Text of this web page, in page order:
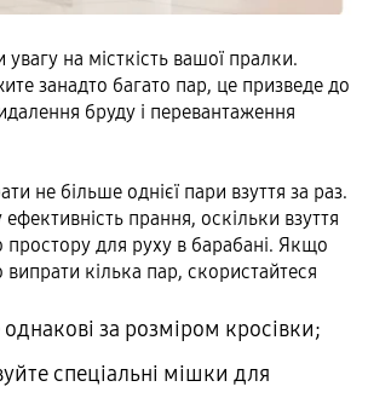
на місткість вашої пралки.
занадто багато пар, це призведе до
бруду і перевантаження
не більше однієї пари взуття за раз.
прання, оскільки взуття
простору для руху в барабані. Якщо
випрати кілька пар, скористайтеся
за розміром кросівки;
спеціальні мішки для